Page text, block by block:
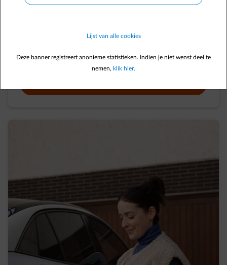
Lijst van alle cookies
Deze banner registreert anonieme statistieken. Indien je niet wenst deel te
nemen, klik hier.